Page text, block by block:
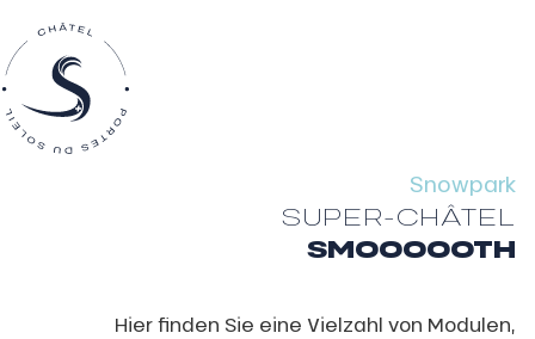
Snowpark
SUPER-CHÂTEL
SMOOOOOTH
Hier finden Sie eine Vielzahl von Modulen,